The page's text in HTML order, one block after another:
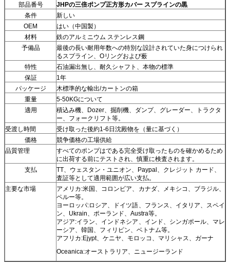
部品番号
JHPの三倍ポンプ正方形カバー スプラインの黒
条件
新しい
OEM
はい（中国製）
材料
鉄のアルミニウム ステンレス鋼
予備品
最後の長い耐用年数への特別な設計されていた身につけられ
るスプライン、Oリングおよび薮
特性
石油漏出無し、耐久シャフト、本物の標準
保証
1年
パッケージ
木標準的な輸出/カートンの箱
重量
5-50KGについて
適用
積込み機、Dozer、掘削機、ダンプ、グレーダー、トラクタ
ー、フォークリフト等。
受渡し時間
受け取った後約1-6日沈殿物を（量に基づく）
価格
競争価格の工場供給
品質管理
すべてのポンプはである完全受け取ったものを確かめるため
に出荷する前にテストされ、慎重に検査されます。
支払
TT、ウェスタン・ユニオン、Paypal、クレジット カード、
査証等として適用範囲が広い支払。
主要な市場
アメリカ:米国、コロンビア、カナダ、メキシコ、ブラジル、
ペルー等。
ヨーロッパ:ロシア、ドイツ語、フランス、イタリア、スペイ
ン、Ukrain、ポーランド、Austra等。
アジア:イラン、インドネシア、インド、シンガポール、マレ
ーシア、韓国、フィリピン、ベトナム等。
アフリカ:Ejypt、ケニヤ、モロッコ、マリシャス、ガーナ
Oceanica:オーストラリア、ニュージーランド